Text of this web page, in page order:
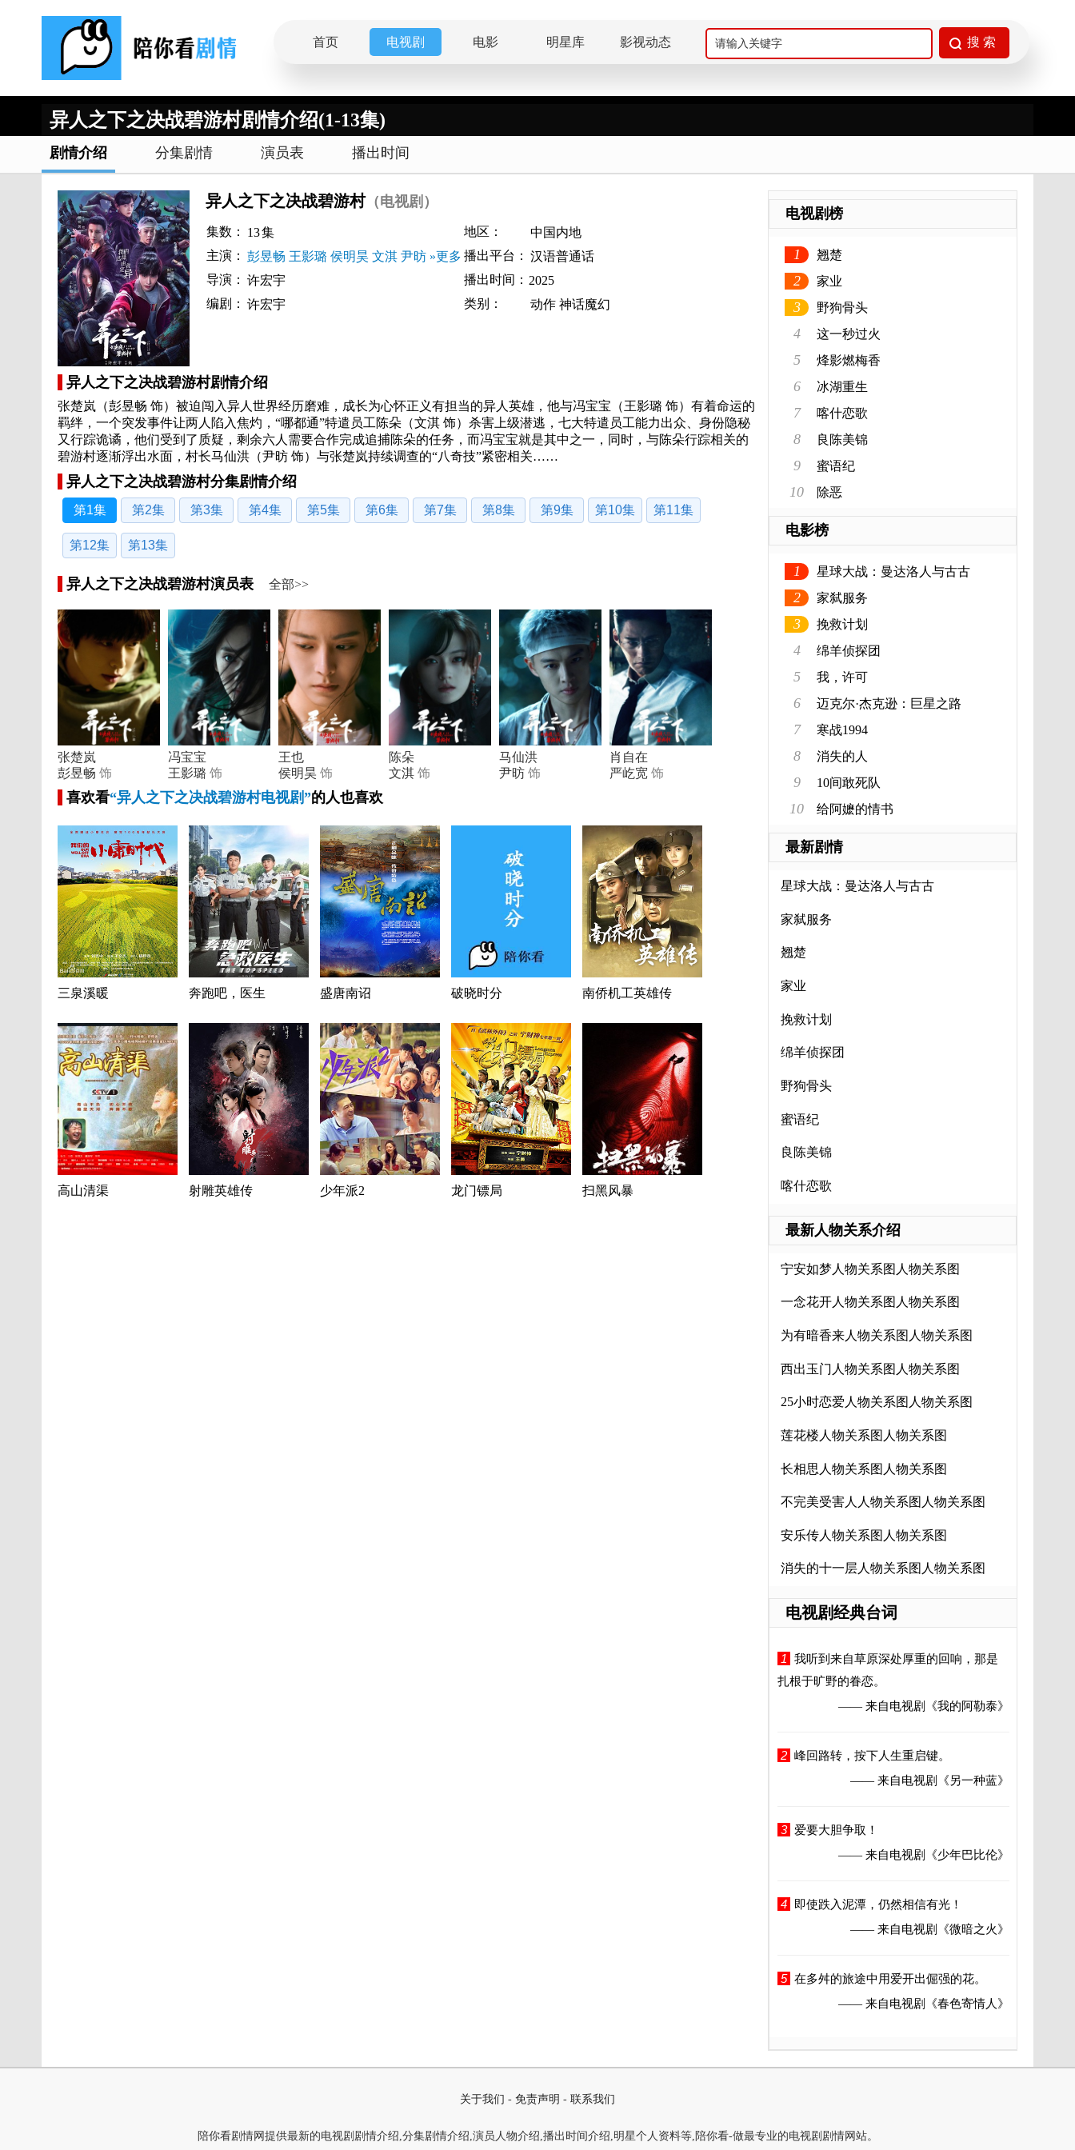
首页 电视剧 电影 明星库 影视动态
异人之下之决战碧游村剧情介绍(1-13集)
剧情介绍 分集剧情 演员表 播出时间
异人之下之决战碧游村（电视剧）
集数： 13集 地区：
中国内地
主演： 彭昱畅 王影璐 侯明昊 文淇 尹昉 »更多 播出平台： 汉语普通话
导演： 许宏宇 播出时间： 2025
编剧： 许宏宇 类别： 动作 神话魔幻
异人之下之决战碧游村剧情介绍
张楚岚（彭昱畅 饰）被迫闯入异人世界经历磨难，成长为心怀正义有担当的异人英雄，他与冯宝宝（王影璐 饰）有着命运的
羁绊，一个突发事件让两人陷入焦灼，“哪都通”特遣员工陈朵（文淇 饰）杀害上级潜逃，七大特遣员工能力出众、身份隐秘
又行踪诡谲，他们受到了质疑，剩余六人需要合作完成追捕陈朵的任务，而冯宝宝就是其中之一，同时，与陈朵行踪相关的
碧游村逐渐浮出水面，村长马仙洪（尹昉 饰）与张楚岚持续调查的“八奇技”紧密相关……
异人之下之决战碧游村分集剧情介绍
第1集 第2集 第3集 第4集 第5集 第6集 第7集 第8集 第9集 第10集 第11集
第12集 第13集
异人之下之决战碧游村演员表 全部>>
张楚岚
彭昱畅 饰
冯宝宝
王影璐 饰
王也
侯明昊 饰
陈朵
文淇 饰
马仙洪
尹昉 饰
肖自在
严屹宽 饰
喜欢看“异人之下之决战碧游村电视剧”的人也喜欢
三泉溪暖 奔跑吧，医生 盛唐南诏 破晓时分 南侨机工英雄传
高山清渠 射雕英雄传 少年派2 龙门镖局 扫黑风暴
电视剧榜
1 翘楚
2 家业
3 野狗骨头
4 这一秒过火
5 烽影燃梅香
6 冰湖重生
7 喀什恋歌
8 良陈美锦
9 蜜语纪
10 除恶
电影榜
1 星球大战：曼达洛人与古古
2 家弑服务
3 挽救计划
4 绵羊侦探团
5 我，许可
6 迈克尔·杰克逊：巨星之路
7 寒战1994
8 消失的人
9 10间敢死队
10 给阿嬷的情书
最新剧情
星球大战：曼达洛人与古古
家弑服务
翘楚
家业
挽救计划
绵羊侦探团
野狗骨头
蜜语纪
良陈美锦
喀什恋歌
最新人物关系介绍
宁安如梦人物关系图人物关系图
一念花开人物关系图人物关系图
为有暗香来人物关系图人物关系图
西出玉门人物关系图人物关系图
25小时恋爱人物关系图人物关系图
莲花楼人物关系图人物关系图
长相思人物关系图人物关系图
不完美受害人人物关系图人物关系图
安乐传人物关系图人物关系图
消失的十一层人物关系图人物关系图
电视剧经典台词
1
我听到来自草原深处厚重的回响，那是
扎根于旷野的眷恋。
—— 来自电视剧
《我的阿勒泰》
2 峰回路转，按下人生重启键。
—— 来自电视剧
《另一种蓝》
3
爱要大胆争取！
—— 来自电视剧
《少年巴比伦》
4
即使跌入泥潭，仍然相信有光！
—— 来自电视剧
《微暗之火》
5 在多舛的旅途中用爱开出倔强的花。
—— 来自电视剧
《春色寄情人》
关于我们 - 免责声明 - 联系我们
陪你看剧情网提供最新的电视剧剧情介绍,分集剧情介绍,演员人物介绍,播出时间介绍,明星个人资料等,陪你看-做最专业的电视剧剧情网站。